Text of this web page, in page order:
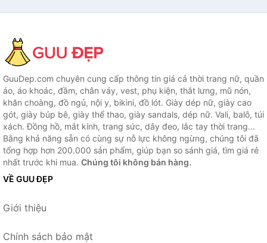
GuuDep.com chuyên cung cấp thông tin giá cả thời trang nữ, quần
áo, áo khoác, đầm, chân váy, vest, phụ kiện, thắt lưng, mũ nón,
khăn choàng, đồ ngủ, nội y, bikini, đồ lót. Giày dép nữ, giày cao
gót, giày búp bê, giày thể thao, giày sandals, dép nữ. Vali, balô, túi
xách. Đồng hồ, mắt kính, trang sức, dây đeo, lắc tay thời trang...
Bằng khả năng sẵn có cùng sự nỗ lực không ngừng, chúng tôi đã
tổng hợp hơn 200.000 sản phẩm, giúp bạn so sánh giá, tìm giá rẻ
nhất trước khi mua. Chúng tôi không bán hàng.
VỀ GUU ĐẸP
Giới thiệu
Chính sách bảo mật